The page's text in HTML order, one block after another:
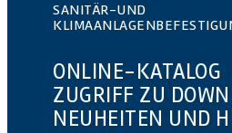
SANITÄR-UND
ONLINE-KATALOG
ZUGRIFF ZU
NEUHEITEN UND